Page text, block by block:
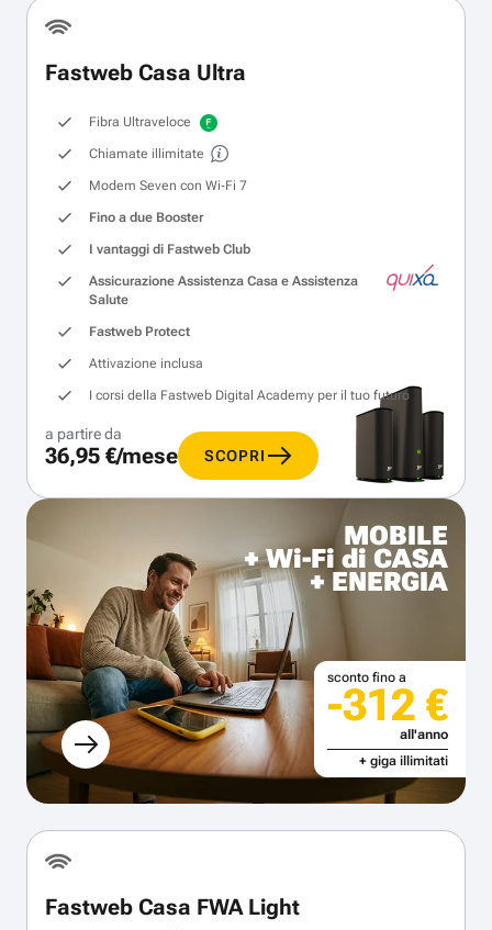
Fastweb Casa Ultra
Fibra Ultraveloce
Chiamate illimitate
Modem Seven con Wi‑Fi 7
Fino a due Booster
I vantaggi di Fastweb Club
Assicurazione Assistenza Casa e Assistenza
Salute
Fastweb Protect
Attivazione inclusa
I corsi della Fastweb Digital Academy per il tuo futuro
a partire da
36,95 €/mese SCOPRI
MOBILE
+ Wi-Fi di CASA
+ ENERGIA
sconto fino a
-312 €
all'anno
+ giga illimitati
Fastweb Casa FWA Light